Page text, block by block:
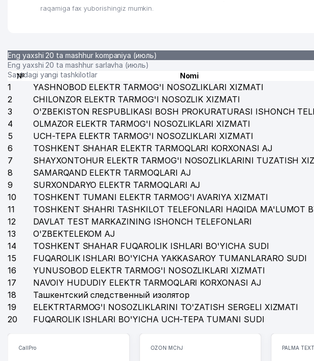
32 DESIGN SERVIS-PLYUS MChJ
GALLERY INTERIOR MChJ
MARKAZIY AEROGEODEZIYA KORXONA
INTER INVESTMENT CONSULTING MChJ
DUPLEX TEL MChJ
ELITE SCHOOL ENTERPRISE MChJ
BARS ССС MChJ
MANSOUR PLYUS MChJ
KINOSTUDIA FOCUS NODAVLAT TA'LIM MUASSASASI
ITOCHU CORPORATION VAKOLATXONA
GAZON MARKAZI MChJ
AYSEL-INVEST MChJ
ATOMIC SYSTEMS MChJ
raqamiga fax yuborishingiz mumkin.
Eng yaxshi 20 ta mashhur kompaniya (июль)
Eng yaxshi 20 ta mashhur sarlavha (июль)
Saytdagi yangi tashkilotlar
№ Nomi
1 YASHNOBOD ELEKTR TARMOG'I NOSOZLIKLARI XIZMATI
2
CHILONZOR ELEKTR TARMOG'I NOSOZLIK XIZMATI
3
O'ZBEKISTON RESPUBLIKASI BOSH PROKURATURASI ISHONCH
4
OLMAZOR ELEKTR TARMOG'I NOSOZLIKLARI XIZMATI
5
UCH-TEPA ELEKTR TARMOG'I NOSOZLIKLARI XIZMATI
6
TOSHKENT SHAHAR ELEKTR TARMOQLARI KORXONASI AJ
7
SHAYXONTOHUR ELEKTR TARMOG'I NOSOZLIKLARINI TUZATISH
8
SAMARQAND ELEKTR TARMOQLARI AJ
9
SURXONDARYO ELEKTR TARMOQLARI AJ
10
TOSHKENT TUMANI ELEKTR TARMOG'I AVARIYA XIZMATI
11
TOSHKENT SHAHRI TASHKILOT TELEFONLARI HAQIDA MA'LUMOT
12
DAVLAT TEST MARKAZINING ISHONCH TELEFONLARI
13
O'ZBEKTELEKOM AJ
14
TOSHKENT SHAHAR FUQAROLIK ISHLARI BO'YICHA SUDI
15
FUQAROLIK ISHLARI BO'YICHA YAKKASAROY TUMANLARARO SUDI
16
YUNUSOBOD ELEKTR TARMOG'I NOSOZLIKLARI XIZMATI
17
NAVOIY HUDUDIY ELEKTR TARMOQLARI KORXONASI AJ
18
Ташкентский следственный изолятор
19
ELEKTRTARMOG'I NOSOZLIKLARINI TO'ZATISH SERGELI XIZMATI
20
FUQAROLIK ISHLARI BO'YICHA UCH-TEPA TUMANI SUDI
CallPro OZON MChJ PALMA